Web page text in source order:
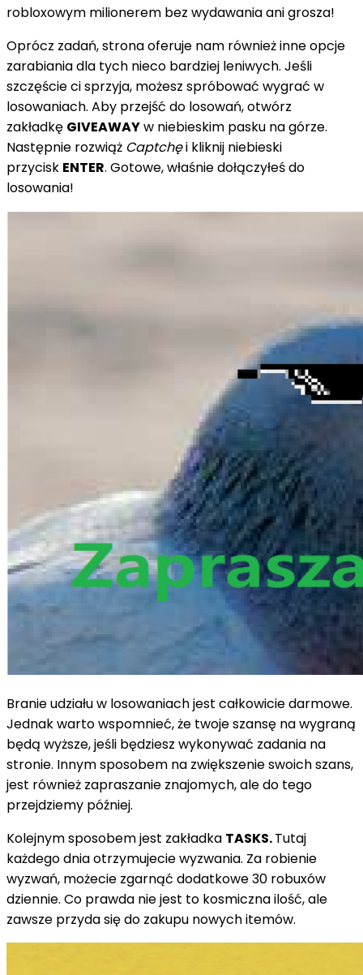
robloxowym milionerem bez wydawania ani grosza!
Oprócz zadań, strona oferuje nam również inne opcje
zarabiania dla tych nieco bardziej leniwych. Jeśli
szczęście ci sprzyja, możesz spróbować wygrać w
losowaniach. Aby przejść do losowań, otwórz
zakładkę GIVEAWAYw niebieskim pasku na górze.
Następnie rozwiąż Captchęi kliknij niebieski
przycisk ENTER. Gotowe, właśnie dołączyłeś do
losowania!
Branie udziału w losowaniach jest całkowicie darmowe.
Jednak warto wspomnieć, że twoje szansę na wygraną
będą wyższe, jeśli będziesz wykonywać zadania na
stronie. Innym sposobem na zwiększenie swoich szans,
jest również zapraszanie znajomych, ale do tego
przejdziemy później.
Kolejnym sposobem jest zakładka TASKS.Tutaj
każdego dnia otrzymujecie wyzwania. Za robienie
wyzwań, możecie zgarnąć dodatkowe 30 robuxów
dziennie. Co prawda nie jest to kosmiczna ilość, ale
zawsze przyda się do zakupu nowych itemów.